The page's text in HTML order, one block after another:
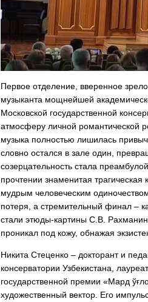
Первое отделение, вверенное
музыканта мощнейшей
Московской государственной
атмосферу личной романтической
музыка полностью лишилась
словно остался в зале один,
созерцательность стала
прочтении знаменитая
мудрым человеческим
потеря, а стремительный финал –
стали этюды-картины С.В.
проникал под кожу, обнажая
Никита Стеценко – докторант и
консерватории Узбекистана,
государственной премии «Мард
художественный вектор. Его